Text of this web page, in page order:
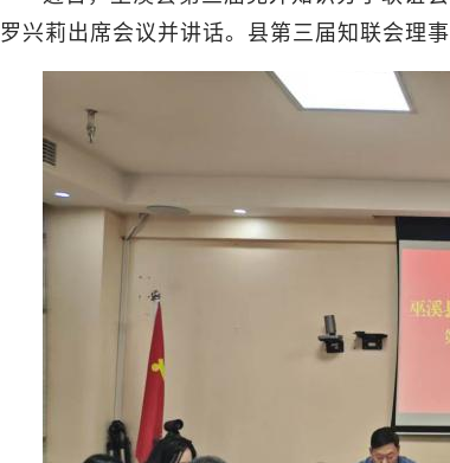
罗兴莉出席会议并讲话。县第三届知联会理